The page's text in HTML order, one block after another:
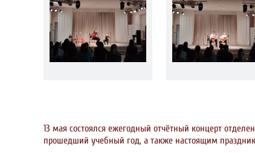
13 мая состоялся ежегодный отчётный концерт
прошедший учебный год, а также настоящим